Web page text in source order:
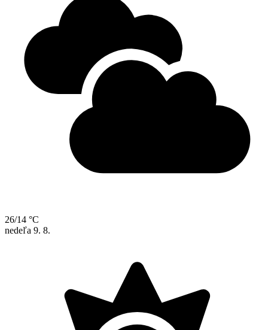
26/14 °C
nedeľa 9. 8.